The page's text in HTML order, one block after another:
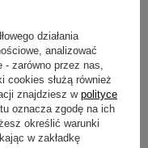
wody
NATURALNY
działania
analizować
- zarówno przez nas,
cookies służą również
znajdziesz wpolityce
oznacza zgodę na ich
określić warunki
w zakładkę